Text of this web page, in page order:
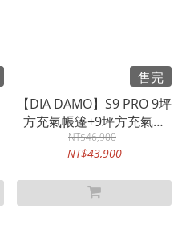
售完
【DIA DAMO】S9 PRO 9坪
方充氣帳篷+9坪方充氣天
幕
NT$46,900
NT$43,900